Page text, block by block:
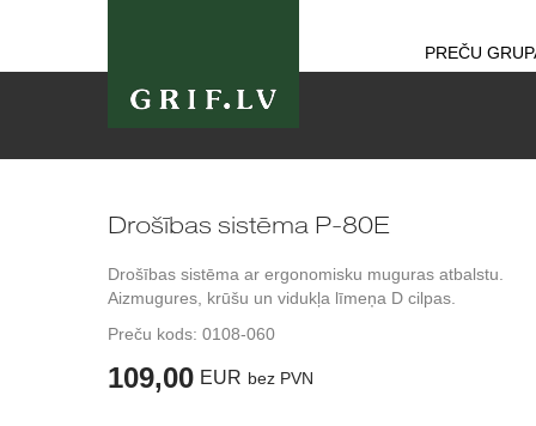
PREČU
Drošības sistēma P-80E
Drošības sistēma ar ergonomisku muguras atbalstu.
Aizmugures, krūšu un vidukļa līmeņa D cilpas.
Preču kods: 0108-060
109,00 EUR bez PVN